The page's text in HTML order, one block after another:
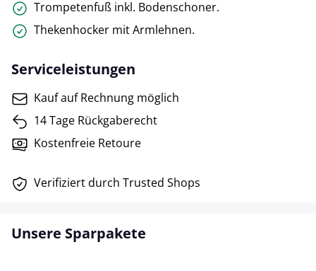
Trompetenfuß inkl. Bodenschoner.
Thekenhocker mit Armlehnen.
Serviceleistungen
Kauf auf Rechnung möglich
14 Tage Rückgaberecht
Kostenfreie Retoure
Verifiziert durch Trusted Shops
Unsere Sparpakete